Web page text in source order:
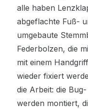
alle haben
abgeflachte Fuß-
umgebaute
Federbolzen, die
mit einem
wieder fixiert
die Arbeit: die
werden montiert,